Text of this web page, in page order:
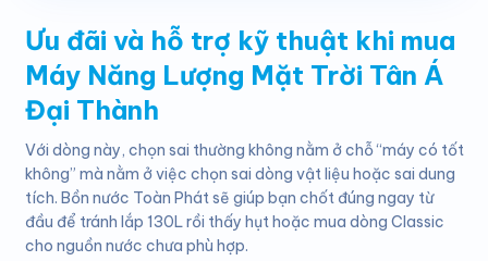
Ưu đãi và hỗ trợ kỹ thuật khi mua
Máy Năng Lượng Mặt Trời Tân Á
Đại Thành
Với dòng này, chọn sai thường không nằm ở chỗ “máy có tốt
không” mà nằm ở việc chọn sai dòng vật liệu hoặc sai dung
tích. Bồn nước Toàn Phát sẽ giúp bạn chốt đúng ngay từ
đầu để tránh lắp 130L rồi thấy hụt hoặc mua dòng Classic
cho nguồn nước chưa phù hợp.